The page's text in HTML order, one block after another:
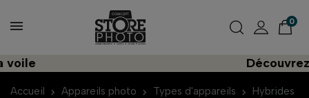
0
Découvrez
Accueil Appareils photo Types d'appareils
Hybrides